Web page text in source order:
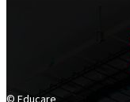
© Educare